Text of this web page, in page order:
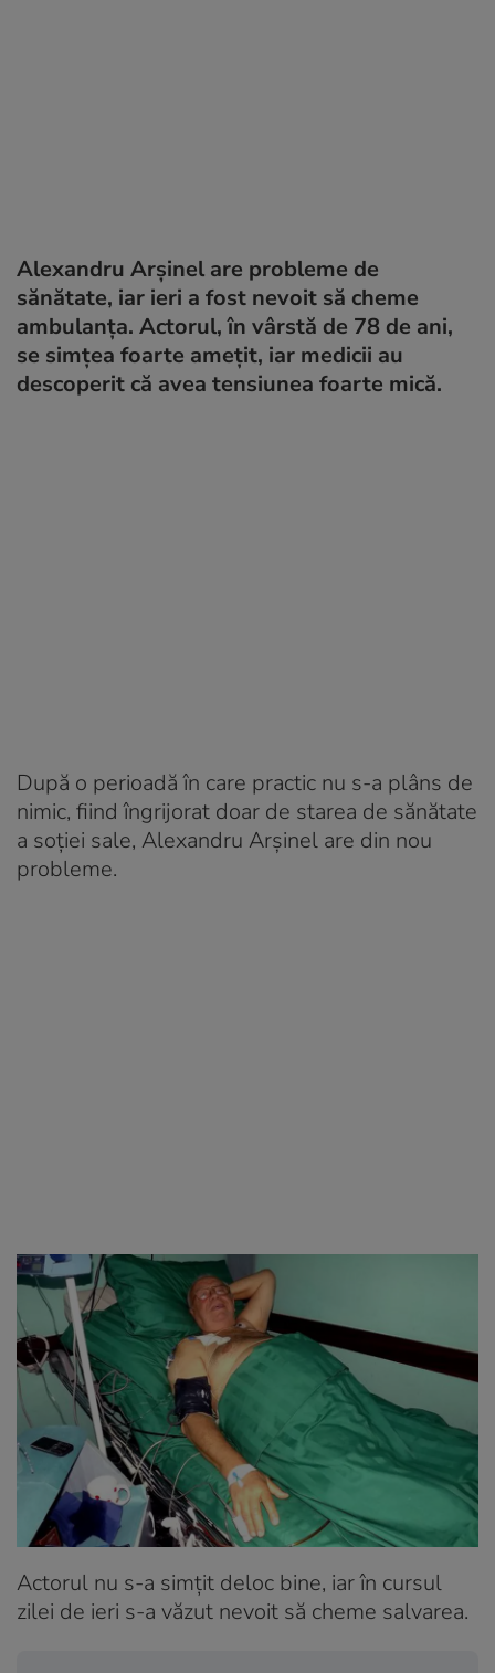
Alexandru Arșinel are probleme de
sănătate, iar ieri a fost nevoit să cheme
ambulanța. Actorul, în vârstă de 78 de ani,
se simțea foarte amețit, iar medicii au
descoperit că avea tensiunea foarte mică.
După o perioadă în care practic nu s-a plâns de
nimic, fiind îngrijorat doar de starea de sănătate
a soției sale, Alexandru Arșinel are din nou
probleme.
Actorul nu s-a simțit deloc bine, iar în cursul
zilei de ieri s-a văzut nevoit să cheme salvarea.